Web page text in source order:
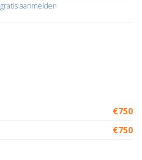
gratis aanmelden
€750
€750